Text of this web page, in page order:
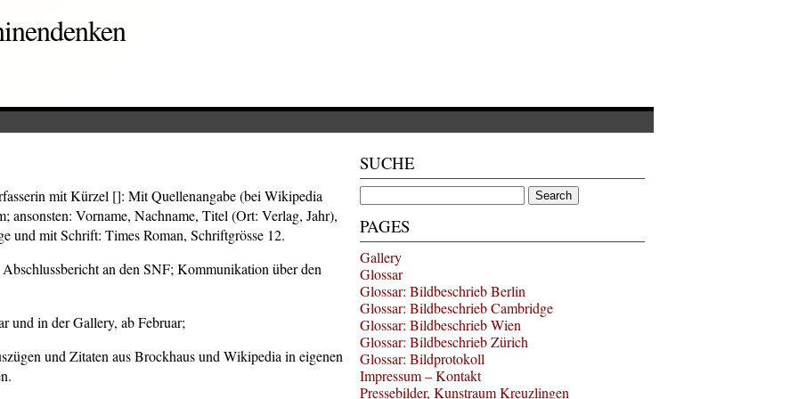
mit Kürzel []: Mit Quellenangabe (bei Wikipedia
ansonsten: Vorname, Nachname, Titel (Ort: Verlag, Jahr),
und mit Schrift: Times Roman, Schriftgrösse 12.
an den SNF; Kommunikation über den
und in der Gallery, ab Februar;
und Zitaten aus Brockhaus und Wikipedia in eigenen
SUCHE
Search
for:
PAGES
Gallery
Glossar
Glossar: Bildbeschrieb Berlin
Glossar: Bildbeschrieb Cambridge
Glossar: Bildbeschrieb Wien
Glossar: Bildbeschrieb Zürich
Glossar: Bildprotokoll
Impressum – Kontakt
Pressebilder, Kunstraum Kreuzlingen